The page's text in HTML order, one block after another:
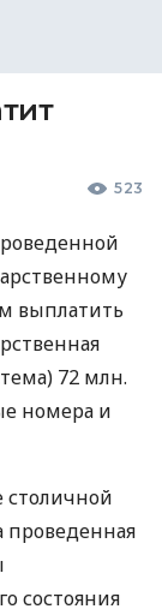
523
выплатить
72 млн.
номера и
столичной
проведенная
состояния